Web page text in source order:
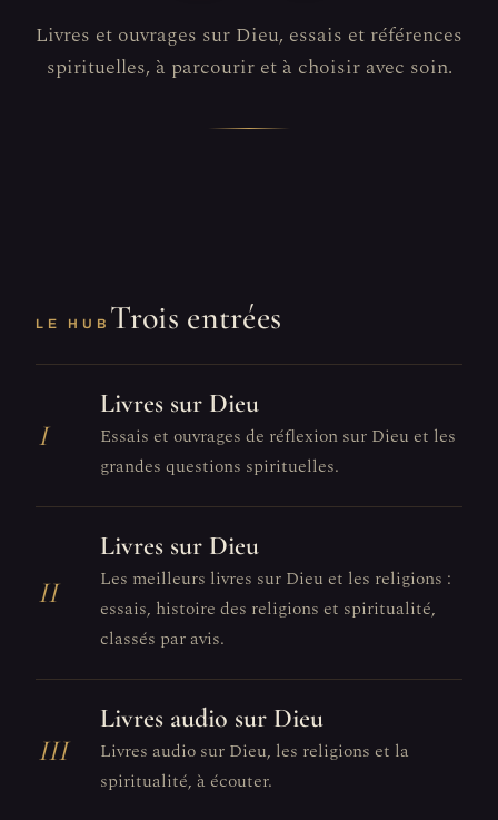
Livres et ouvrages sur Dieu, essais et références
spirituelles, à parcourir et à choisir avec soin.
LE HUB Trois entrées
I
Livres sur Dieu
Essais et ouvrages de réflexion sur Dieu et les
grandes questions spirituelles.
II
Livres sur Dieu
Les meilleurs livres sur Dieu et les religions :
essais, histoire des religions et spiritualité,
classés par avis.
III
Livres audio sur Dieu
Livres audio sur Dieu, les religions et la
spiritualité, à écouter.